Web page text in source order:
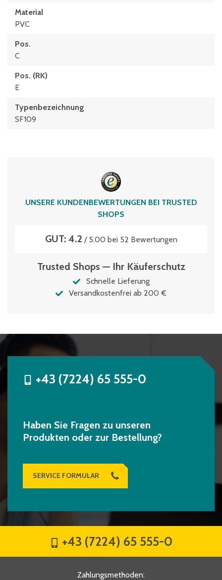
Material
PVC
Pos.
C
Pos. (RK)
E
Typenbezeichnung
SF109
UNSERE KUNDENBEWERTUNGEN BEI TRUSTED
SHOPS
GUT: 4.2 / 5.00 bei 52 Bewertungen
Trusted Shops — Ihr Käuferschutz
Schnelle Lieferung
Versandkostenfrei ab 200 €
+43 (7224) 65 555-0
Haben Sie Fragen zu unseren
Produkten oder zur Bestellung?
SERVICE FORMULAR
+43 (7224) 65 555-0
Zahlungsmethoden: